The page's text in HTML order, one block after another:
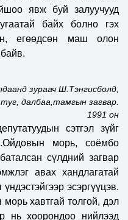
явж буй залуучууд
байх болно гэх
егөөдсөн маш олон
зураач Ш.Тэнгисболд,
далбаа,тамгын загвар.
1991 он
сэтгэл зүйг
морь, соёмбо
сүлдний загвар
авах хандлагатай
эсэргүүцэв.
хавтгай толгой, дэл
нь хоорондоо нийлээд